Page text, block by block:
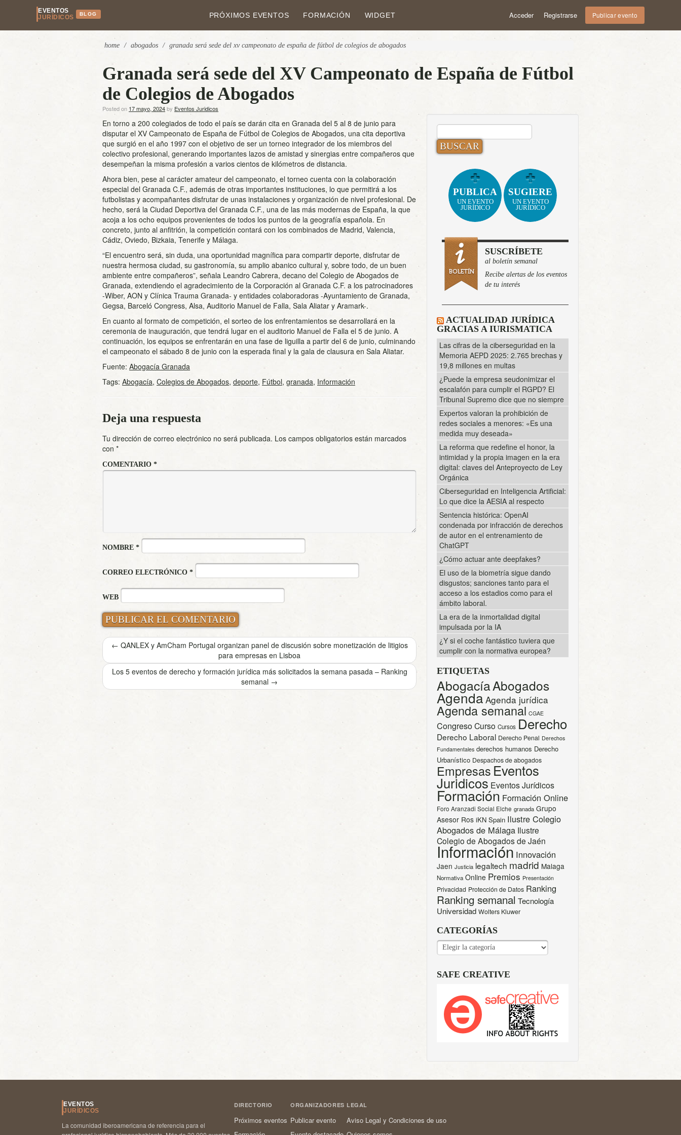
EVENTOS
JURÍDICOS
BLOG PRÓXIMOS EVENTOS FORMACIÓN WIDGET Acceder Registrarse Publicar evento
home / abogados / granada será sede del xv campeonato de españa de fútbol de colegios de abogados
Granada será sede del XV Campeonato de España de Fútbol
de Colegios de Abogados
Posted on 17 mayo, 2024by Eventos Juridicos
En torno a 200 colegiados de todo el país se darán cita en Granada del 5 al 8 de junio para
disputar el XV Campeonato de España de Fútbol de Colegios de Abogados, una cita deportiva
que surgió en el año 1997 con el objetivo de ser un torneo integrador de los miembros del
colectivo profesional, generando importantes lazos de amistad y sinergias entre compañeros que
desempeñan la misma profesión a varios cientos de kilómetros de distancia.
Ahora bien, pese al carácter amateur del campeonato, el torneo cuenta con la colaboración
especial del Granada C.F., además de otras importantes instituciones, lo que permitirá a los
futbolistas y acompañantes disfrutar de unas instalaciones y organización de nivel profesional. De
hecho, será la Ciudad Deportiva del Granada C.F., una de las más modernas de España, la que
acoja a los ocho equipos provenientes de todos los puntos de la geografía española. En
concreto, junto al anfitrión, la competición contará con los combinados de Madrid, Valencia,
Cádiz, Oviedo, Bizkaia, Tenerife y Málaga.
“El encuentro será, sin duda, una oportunidad magnífica para compartir deporte, disfrutar de
nuestra hermosa ciudad, su gastronomía, su amplio abanico cultural y, sobre todo, de un buen
ambiente entre compañeros”, señala Leandro Cabrera, decano del Colegio de Abogados de
Granada, extendiendo el agradecimiento de la Corporación al Granada C.F. a los patrocinadores
-Wiber, AON y Clínica Trauma Granada- y entidades colaboradoras -Ayuntamiento de Granada,
Gegsa, Barceló Congress, Alsa, Auditorio Manuel de Falla, Sala Aliatar y Aramark-.
En cuanto al formato de competición, el sorteo de los enfrentamientos se desarrollará en la
ceremonia de inauguración, que tendrá lugar en el auditorio Manuel de Falla el 5 de junio. A
continuación, los equipos se enfrentarán en una fase de liguilla a partir del 6 de junio, culminando
el campeonato el sábado 8 de junio con la esperada final y la gala de clausura en Sala Aliatar.
Fuente: Abogacía Granada
Tags: Abogacía, Colegios de Abogados, deporte, Fútbol, granada, Información
Deja una respuesta
Tu dirección de correo electrónico no será publicada. Los campos obligatorios están marcados
con *
COMENTARIO *
NOMBRE *
CORREO ELECTRÓNICO *
WEB
← QANLEX y AmCham Portugal organizan panel de discusión sobre monetización de litigios
para empresas en Lisboa
Los 5 eventos de derecho y formación jurídica más solicitados la semana pasada – Ranking
semanal →
BUSCAR:
PUBLICA
UN EVENTO
JURÍDICO
SUGIERE
UN EVENTO
JURÍDICO
SUSCRÍBETE
al boletín semanal
Recibe alertas de los eventos
de tu interés
ACTUALIDAD JURÍDICA
GRACIAS A IURISMATICA
Las cifras de la ciberseguridad en la
Memoria AEPD 2025: 2.765 brechas y
19,8 millones en multas
¿Puede la empresa seudonimizar el
escalafón para cumplir el RGPD? El
Tribunal Supremo dice que no siempre
Expertos valoran la prohibición de
redes sociales a menores: «Es una
medida muy deseada»
La reforma que redefine el honor, la
intimidad y la propia imagen en la era
digital: claves del Anteproyecto de Ley
Orgánica
Ciberseguridad en Inteligencia Artificial:
Lo que dice la AESIA al respecto
Sentencia histórica: OpenAI
condenada por infracción de derechos
de autor en el entrenamiento de
ChatGPT
¿Cómo actuar ante deepfakes?
El uso de la biometría sigue dando
disgustos; sanciones tanto para el
acceso a los estadios como para el
ámbito laboral.
La era de la inmortalidad digital
impulsada por la IA
¿Y si el coche fantástico tuviera que
cumplir con la normativa europea?
ETIQUETAS
AbogacíaAbogados
Agenda Agenda jurídica
Agenda semanal CGAE
CongresoCurso Cursos Derecho
Derecho Laboral Derecho Penal Derechos
Fundamentales derechos humanos Derecho
Urbanístico Despachos de abogados
Empresas Eventos
Juridicos Eventos Jurídicos
Formación Formación Online
Foro Aranzadi Social Elche granada Grupo
Asesor Ros iKN Spain Ilustre Colegio
Abogados de Málaga Ilustre
Colegio de Abogados de Jaén
Información Innovación
Jaen Justicia legaltech madrid Malaga
Normativa Online Premios Presentación
Privacidad Protección de Datos Ranking
Ranking semanal Tecnología
Universidad Wolters Kluwer
CATEGORÍAS
CATEGORÍAS
SAFE CREATIVE
EVENTOS
JURÍDICOS
La comunidad iberoamericana de referencia para el
DIRECTORIO
Próximos eventos
ORGANIZADORES
Publicar evento
LEGAL
Aviso Legal y Condiciones de uso